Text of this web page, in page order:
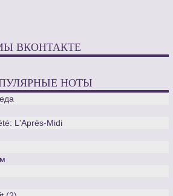
ВКОНТАКТЕ
НОТЫ
L'Après-Midi